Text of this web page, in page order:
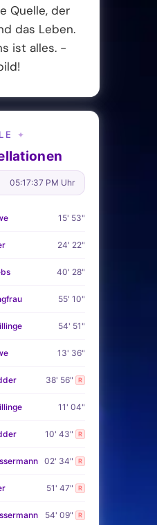
Quelle, der
das Leben.
ist alles. -
✦
05:17:38 PM Uhr
15' 53"
24' 22"
40' 28"
55' 10"
54' 51"
13' 36"
38' 56" R
11' 04"
10' 43" R
02' 34" R
51' 47" R
54' 09" R